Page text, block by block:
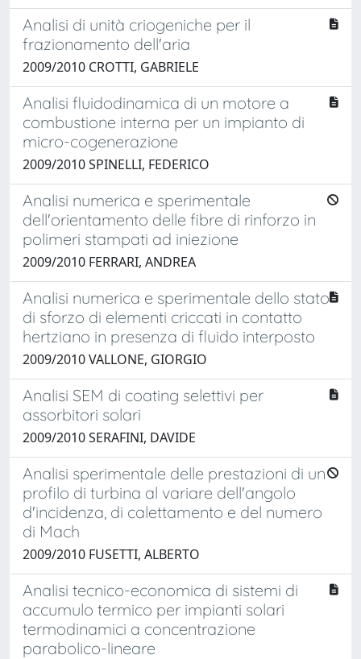
Analisi di unità criogeniche per il
frazionamento dell'aria
2009/2010 CROTTI, GABRIELE
Analisi fluidodinamica di un motore a
combustione interna per un impianto di
micro-cogenerazione
2009/2010 SPINELLI, FEDERICO
Analisi numerica e sperimentale
dell'orientamento delle fibre di rinforzo in
polimeri stampati ad iniezione
2009/2010 FERRARI, ANDREA
Analisi numerica e sperimentale dello stato
di sforzo di elementi criccati in contatto
hertziano in presenza di fluido interposto
2009/2010 VALLONE, GIORGIO
Analisi SEM di coating selettivi per
assorbitori solari
2009/2010 SERAFINI, DAVIDE
Analisi sperimentale delle prestazioni di un
profilo di turbina al variare dell'angolo
d'incidenza, di calettamento e del numero
di Mach
2009/2010 FUSETTI, ALBERTO
Analisi tecnico-economica di sistemi di
accumulo termico per impianti solari
termodinamici a concentrazione
parabolico-lineare